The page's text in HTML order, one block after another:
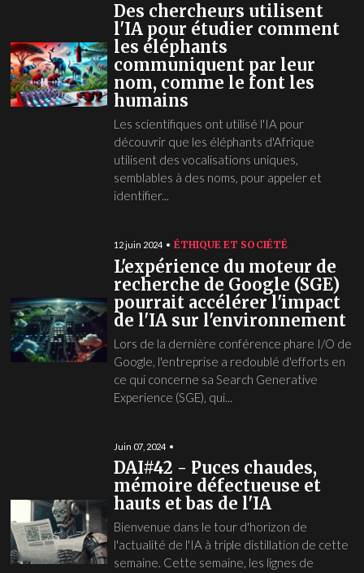
Des chercheurs utilisent
l'IA pour étudier comment
les éléphants
communiquent par leur
nom, comme le font les
humains
Les scientifiques ont utilisé l'IA pour
découvrir que les éléphants d'Afrique
utilisent des vocalisations uniques,
semblables à des noms, pour appeler et
identifier...
12 juin 2024 ÉTHIQUE ET SOCIÉTÉ
L'expérience du moteur de
recherche de Google (SGE)
pourrait accélérer l'impact
de l'IA sur l'environnement
Lors de la dernière conférence phare I/O de
Google, l'entreprise a redoublé d'efforts en
ce qui concerne sa Search Generative
Experience (SGE), qui...
Juin 07, 2024
DAI#42 - Puces chaudes,
mémoire défectueuse et
hauts et bas de l'IA
Bienvenue dans le tour d'horizon de
l'actualité de l'IA à triple distillation de cette
semaine. Cette semaine, les lignes de